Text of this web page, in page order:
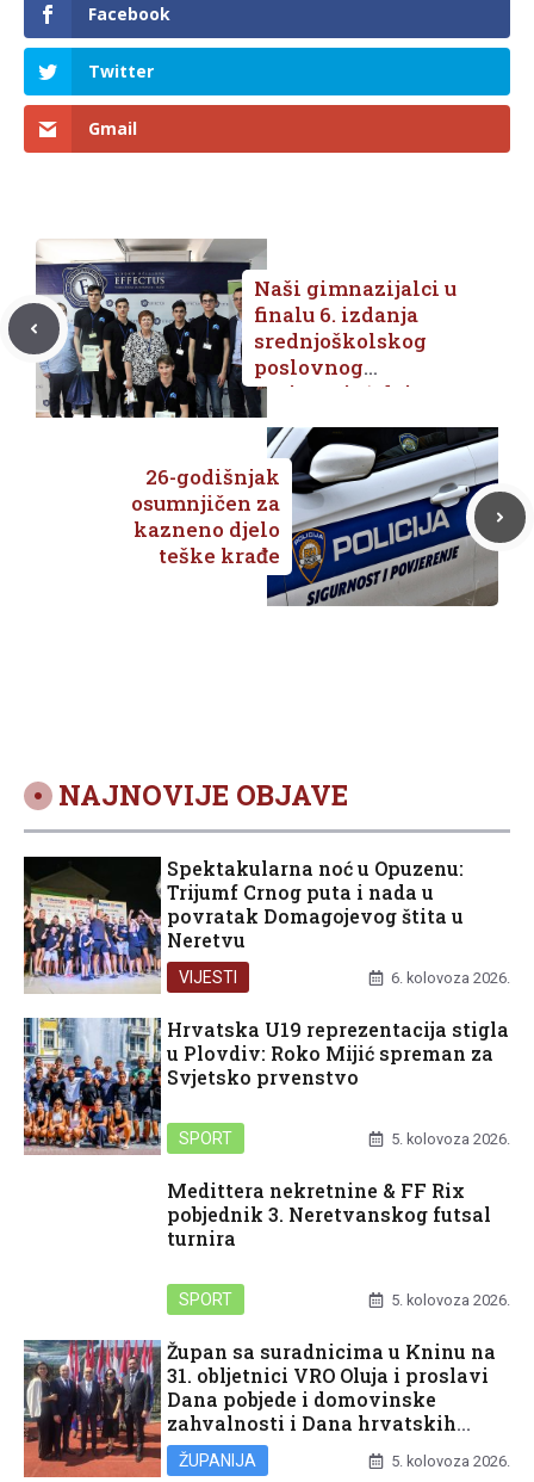
Facebook
Twitter
Gmail
Naši gimnazijalci u
finalu 6. izdanja
srednjoškolskog
poslovnog
natjecanja ‘Ideja
godine’
26-godišnjak
osumnjičen za
kazneno djelo
teške krađe
NAJNOVIJE OBJAVE
Spektakularna noć u Opuzenu:
Trijumf Crnog puta i nada u
povratak Domagojevog štita u
Neretvu
VIJESTI 6. kolovoza 2026.
Hrvatska U19 reprezentacija stigla
u Plovdiv: Roko Mijić spreman za
Svjetsko prvenstvo
SPORT 5. kolovoza 2026.
Medittera nekretnine & FF Rix
pobjednik 3. Neretvanskog futsal
turnira
SPORT 5. kolovoza 2026.
Župan sa suradnicima u Kninu na
31. obljetnici VRO Oluja i proslavi
Dana pobjede i domovinske
zahvalnosti i Dana hrvatskih
branitelja
ŽUPANIJA 5. kolovoza 2026.